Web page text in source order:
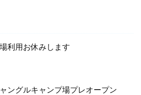
利用お休みします
ングルキャンプ場プレオープン